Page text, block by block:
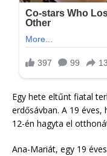
Egy hete eltűnt fiatal
erdősávban. A 19
12-én hagyta el
Ana-Mariát, egy 19